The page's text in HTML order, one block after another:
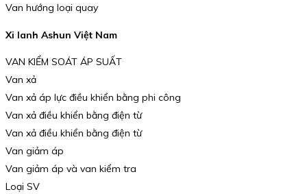
Van hướng loại quay
Xi lanh Ashun Việt Nam
VAN KIỂM SOÁT ÁP SUẤT
Van xả
Van xả áp lực điều khiển bằng phi công
Van xả điều khiển bằng điện từ
Van xả điều khiển bằng điện từ
Van giảm áp
Van giảm áp và van kiểm tra
Loại SV